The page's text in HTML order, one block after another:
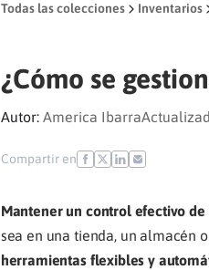
Todas las colecciones Inventarios
¿Cómo se
Autor: America Ibarra
Compartir en
Mantener un control efectivo
sea en una tienda, un almacén
herramientas flexibles y